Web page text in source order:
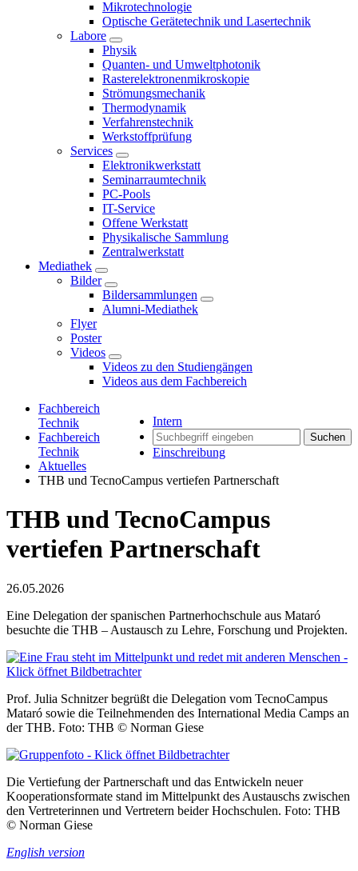
Mikrotechnologie
Optische Gerätetechnik und Lasertechnik
Labore
Physik
Quanten- und Umweltphotonik
Rasterelektronenmikroskopie
Strömungsmechanik
Thermodynamik
Verfahrenstechnik
Werkstoffprüfung
Services
Elektronikwerkstatt
Seminarraumtechnik
PC-Pools
IT-Service
Offene Werkstatt
Physikalische Sammlung
Zentralwerkstatt
Mediathek
Bilder
Bildersammlungen
Alumni-Mediathek
Flyer
Poster
Videos
Videos zu den Studiengängen
Videos aus dem Fachbereich
Intern
Suchen
Einschreibung
Fachbereich
Technik
Fachbereich
Technik
Aktuelles
THB und TecnoCampus vertiefen Partnerschaft
THB und TecnoCampus
vertiefen Partnerschaft
26.05.2026
Eine Delegation der spanischen Partnerhochschule aus Mataró
besuchte die THB – Austausch zu Lehre, Forschung und Projekten.
Prof. Julia Schnitzer begrüßt die Delegation vom TecnoCampus
Mataró sowie die Teilnehmenden des International Media Camps an
der THB. Foto: THB © Norman Giese
Die Vertiefung der Partnerschaft und das Entwickeln neuer
Kooperationsformate stand im Mittelpunkt des Austauschs zwischen
den Vertreterinnen und Vertretern beider Hochschulen. Foto: THB
© Norman Giese
English version